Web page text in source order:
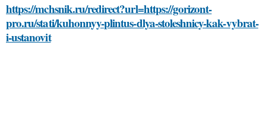
https://mchsnik.ru/redirect?url=https://gorizont-
pro.ru/stati/kuhonnyy-plintus-dlya-stoleshnicy-kak-vybrat-
i-ustanovit